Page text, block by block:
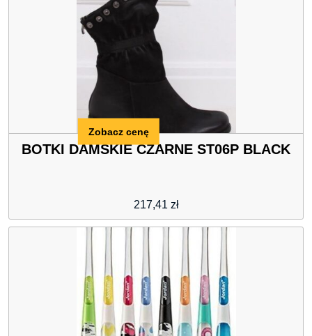
BOTKI DAMSKIE CZARNE ST06P BLACK
217,41 zł
Zobacz cenę